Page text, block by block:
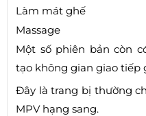
Làm mát ghế
Massage
Một số phiên bản còn
tạo không gian giao tiếp
Đây là trang bị thường
MPV hạng sang.